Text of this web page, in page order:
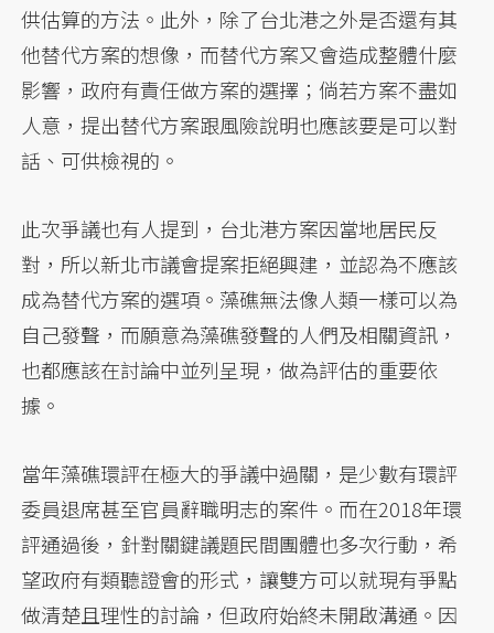
供估算的方法。此外，除了台北港之外是否還有其
他替代方案的想像，而替代方案又會造成整體什麼
影響，政府有責任做方案的選擇；倘若方案不盡如
人意，提出替代方案跟風險說明也應該要是可以對
話、可供檢視的。
此次爭議也有人提到，台北港方案因當地居民反
對，所以新北市議會提案拒絕興建，並認為不應該
成為替代方案的選項。藻礁無法像人類一樣可以為
自己發聲，而願意為藻礁發聲的人們及相關資訊，
也都應該在討論中並列呈現，做為評估的重要依
據。
當年藻礁環評在極大的爭議中過關，是少數有環評
委員退席甚至官員辭職明志的案件。而在2018年環
評通過後，針對關鍵議題民間團體也多次行動，希
望政府有類聽證會的形式，讓雙方可以就現有爭點
做清楚且理性的討論，但政府始終未開啟溝通。因